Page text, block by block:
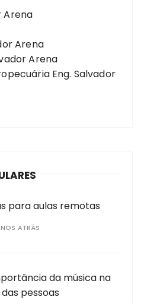
Arena
Arena
Arena
Eng. Salvador
para aulas remotas
ATRÁS
da música na
pessoas